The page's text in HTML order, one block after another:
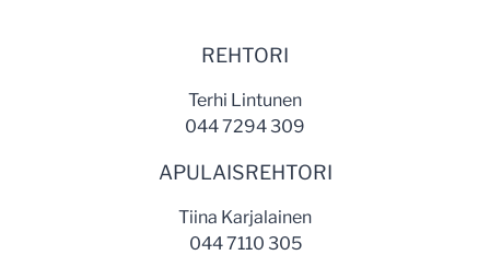
REHTORI
Terhi Lintunen
044 7294 309
APULAISREHTORI
Tiina Karjalainen
044 7110 305